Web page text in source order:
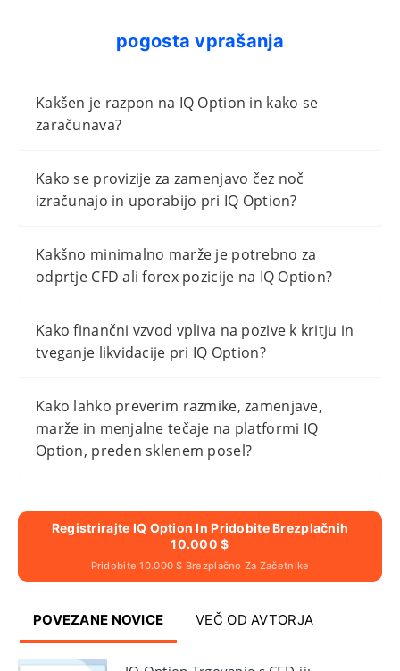
pogosta vprašanja
Kakšen je razpon na IQ Option in kako se
zaračunava?
Kako se provizije za zamenjavo čez noč
izračunajo in uporabijo pri IQ Option?
Kakšno minimalno marže je potrebno za
odprtje CFD ali forex pozicije na IQ Option?
Kako finančni vzvod vpliva na pozive k kritju in
tveganje likvidacije pri IQ Option?
Kako lahko preverim razmike, zamenjave,
marže in menjalne tečaje na platformi IQ
Option, preden sklenem posel?
Registrirajte IQ Option In Pridobite Brezplačnih
10.000 $
Pridobite 10.000 $ Brezplačno Za Začetnike
POVEZANE NOVICE VEČ OD AVTORJA